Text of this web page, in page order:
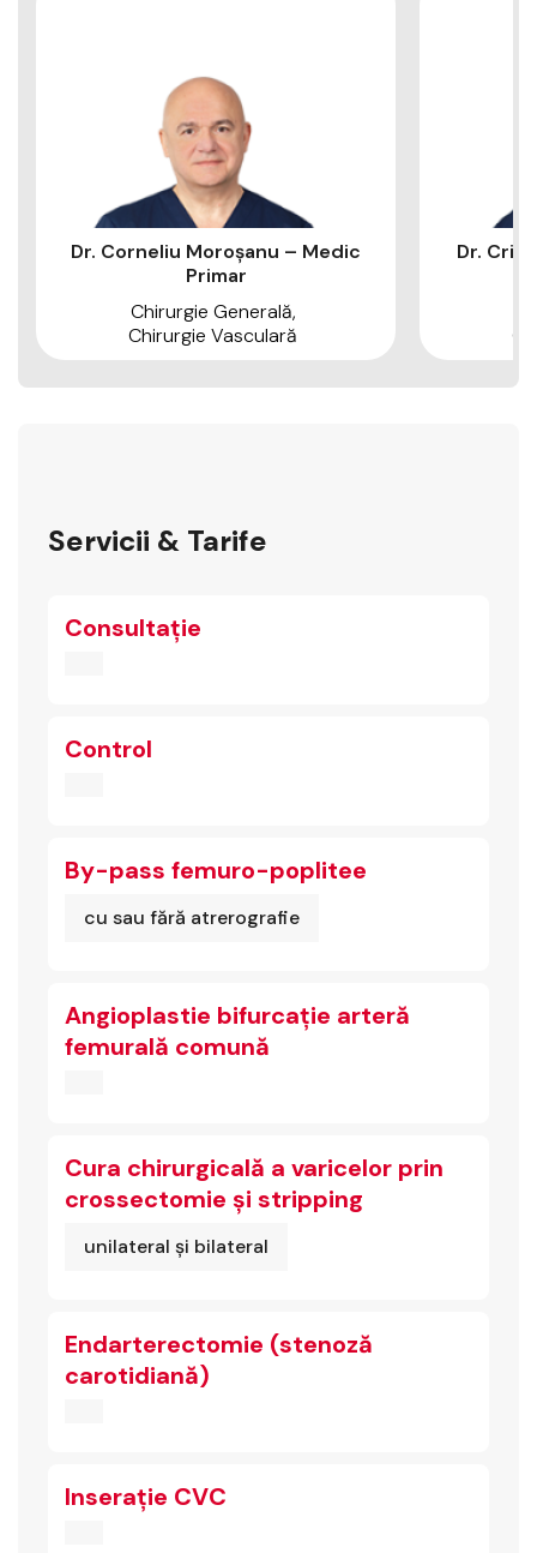
Dr. Corneliu Moroșanu – Medic
Primar
Chirurgie Generală
Chirurgie Vasculară
Dr.
Servicii & Tarife
Consultație
Control
By-pass femuro-poplitee
cu sau fără atrerografie
Angioplastie bifurcație arteră
femurală comună
Cura chirurgicală a varicelor prin
crossectomie și stripping
unilateral și bilateral
Endarterectomie (stenoză
carotidiană)
Inserație CVC